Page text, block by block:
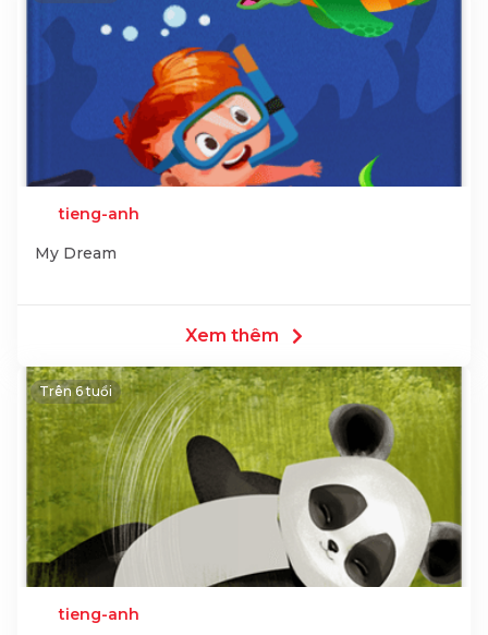
tieng-anh
My Dream
Xem thêm
Trên 6 tuổi
tieng-anh